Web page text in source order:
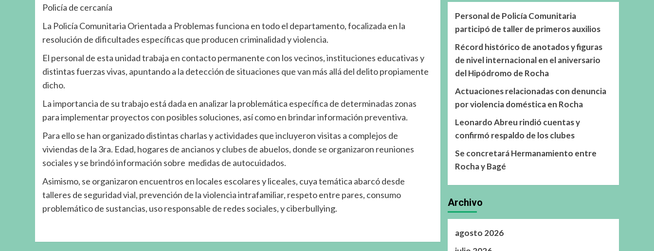
Policía de cercanía
La Policía Comunitaria Orientada a Problemas funciona en todo el departamento, focalizada en la
resolución de dificultades específicas que producen criminalidad y violencia.
El personal de esta unidad trabaja en contacto permanente con los vecinos, instituciones educativas y
distintas fuerzas vivas, apuntando a la detección de situaciones que van más allá del delito propiamente
dicho.
La importancia de su trabajo está dada en analizar la problemática específica de determinadas zonas
para implementar proyectos con posibles soluciones, así como en brindar información preventiva.
Para ello se han organizado distintas charlas y actividades que incluyeron visitas a complejos de
viviendas de la 3ra. Edad, hogares de ancianos y clubes de abuelos, donde se organizaron reuniones
sociales y se brindó información sobre medidas de autocuidados.
Asimismo, se organizaron encuentros en locales escolares y liceales, cuya temática abarcó desde
talleres de seguridad vial, prevención de la violencia intrafamiliar, respeto entre pares, consumo
problemático de sustancias, uso responsable de redes sociales, y ciberbullying.
Personal de Policía Comunitaria
participó de taller de primeros auxilios
Récord histórico de anotados y figuras
de nivel internacional en el aniversario
del Hipódromo de Rocha
Actuaciones relacionadas con denuncia
por violencia doméstica en Rocha
Leonardo Abreu rindió cuentas y
confirmó respaldo de los clubes
Se concretará Hermanamiento entre
Rocha y Bagé
Archivo
agosto 2026